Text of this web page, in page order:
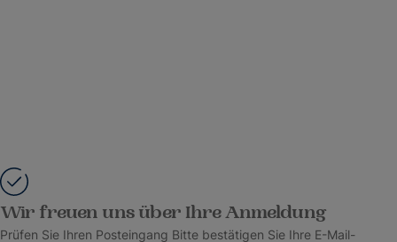
Wir freuen uns über Ihre Anmeldung
Prüfen Sie Ihren Posteingang Bitte bestätigen Sie Ihre E-Mail-